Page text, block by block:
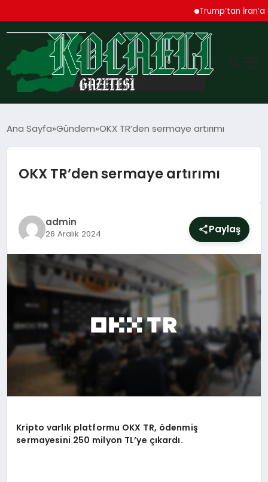
Trump’tan İran’a Sert
TEKNOLOJI
EKONOMI
MAGAZIN
SIYASET
YAŞAM
EĞITIM
Ana Sayfa Gündem OKX TR’den sermaye artırımı
OKX TR’den sermaye artırımı
admin
26 Aralık 2024 Paylaş
Kripto varlık platformu OKX TR, ödenmiş
sermayesini 250 milyon TL’ye çıkardı.